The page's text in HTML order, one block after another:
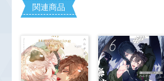
関連商品